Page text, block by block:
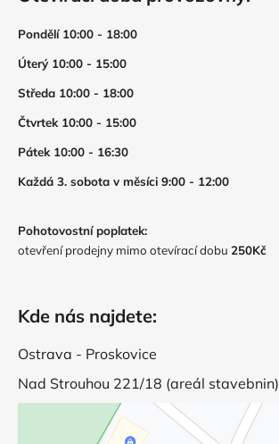
Pondělí 10:00 - 18:00
Úterý 10:00 - 15:00
Středa 10:00 - 18:00
Čtvrtek 10:00 - 15:00
Pátek 10:00 - 16:30
Každá 3. sobota v měsíci 9:00 - 12:00
Pohotovostní poplatek:
otevření prodejny mimo otevírací dobu 250Kč
Kde nás najdete:
Ostrava - Proskovice
Nad Strouhou 221/18 (areál stavebnin)